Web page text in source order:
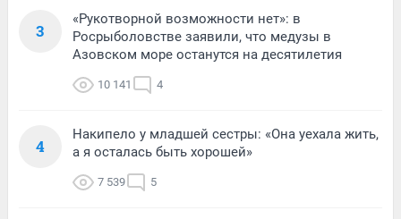
3
«Рукотворной возможности нет»: в
Росрыболовстве заявили, что медузы в
Азовском море останутся на десятилетия
10 141 4
4
Накипело у младшей сестры: «Она уехала жить,
а я осталась быть хорошей»
7 539 5